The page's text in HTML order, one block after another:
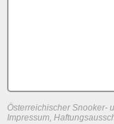
Österreichischer Snooker-
Impressum,